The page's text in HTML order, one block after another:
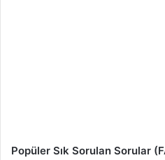
Popüler Sık Sorulan Sorular